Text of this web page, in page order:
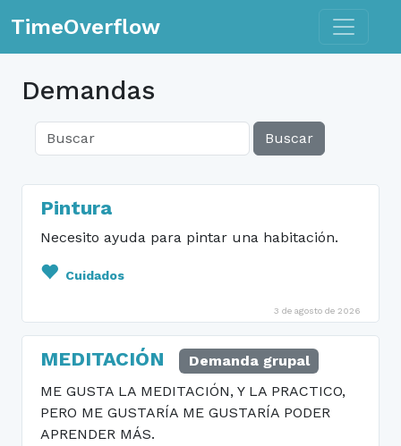
TimeOverflow Toggle
Demandas
Buscar
Pintura
Necesito ayuda para pintar una habitación.
Cuidados
3 de agosto de 2026
MEDITACIÓN
Demanda grupal
ME GUSTA LA MEDITACIÓN, Y LA PRACTICO,
PERO ME GUSTARÍA ME GUSTARÍA PODER
APRENDER MÁS.